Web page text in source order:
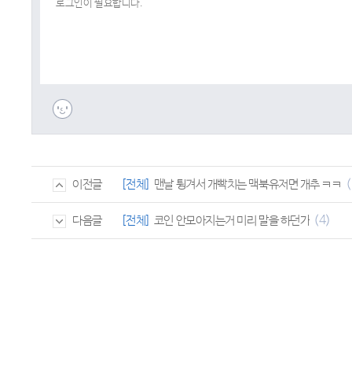
이전글 [전체] 맨날 튕겨서 개빡치는 맥북유저면 개추 ㅋㅋ
다음글 [전체] 코인 안모아지는거 미리 말을 하던가 (4)